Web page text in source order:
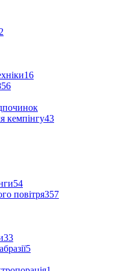
16
кемпінгу43
54
повітря357
33
5